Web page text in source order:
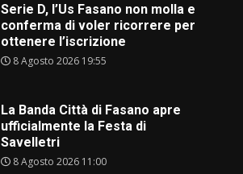
Serie D, l’Us Fasano non molla e
conferma di voler ricorrere per
ottenere l’iscrizione
8 Agosto 2026 19:55
La Banda Città di Fasano apre
ufficialmente la Festa di
Savelletri
8 Agosto 2026 11:00